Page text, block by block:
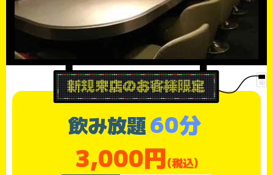
飲み放題60分
3,000円(税込)